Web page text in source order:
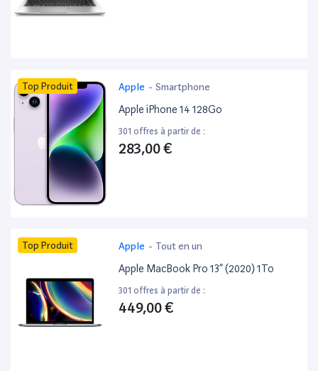
Top Produit Apple - Smartphone
Apple iPhone 14 128Go
301 offres à partir de :
283,00 €
Top Produit Apple - Tout en un
Apple MacBook Pro 13” (2020) 1To
301 offres à partir de :
449,00 €